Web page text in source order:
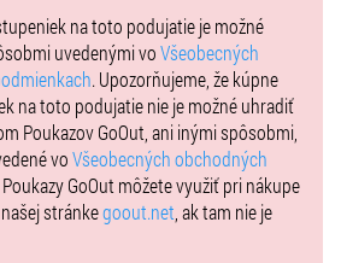
na toto podujatie je možné
uvedenými voVšeobecných
. Upozorňujeme, že kúpne
na toto podujatie nie je možné uhradiť
Poukazov GoOut, ani inými spôsobmi,
voVšeobecných obchodných
Poukazy GoOut môžete využiť pri nákupe
stránkegoout.net , ak tam nie je